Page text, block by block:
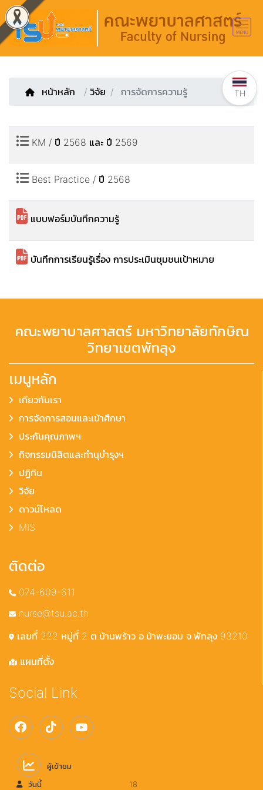
หน้าหลัก / วิจัย การจัดการความรู้
KM / ปี 2568 และ ปี 2569
Best Practice / ปี 2568
แบบฟอร์มบันทึกความรู้
บันทึกการเรียนรู้เรื่อง การประเมินชุมชนเป้าหมาย
คณะพยาบาลศาสตร์ มหาวิทยาลัยทักษิณ
วิทยาเขตพัทลุง
เมนูหลัก
เกียวกับเรา
การจัดการสอนและเข้าศึกษา
ประกันคุณภาพฯ
กิจกรรมนิสิตและทำนุบำรุงฯ
ปฏิทิน
วิจัย
ดาวน์โหลด
MIS
ติดต่อ
074-609-611
nurse@tsu.ac.th
เลขที่ 222 หมู่ที่ 2 ต.บ้านพร้าว อ.ป่าพะยอม จ.พัทลุง 93210
แผนที่ตั้ง
Social Link
ผู้เข้าชม
วันนี้
18
TH